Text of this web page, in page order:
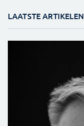
LAATSTE ARTIKELEN